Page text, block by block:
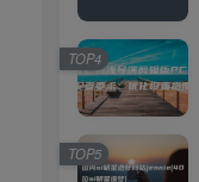
TOP4
TOP5